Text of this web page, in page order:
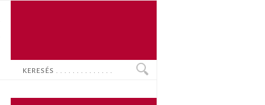
Keresés